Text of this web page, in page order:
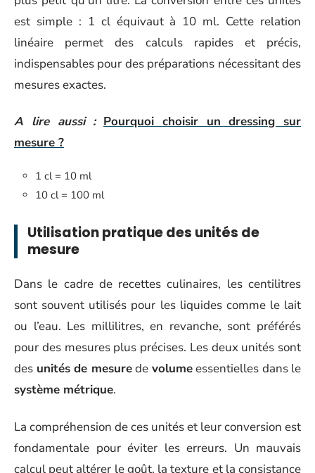
est simple : 1 cl équivaut à 10 ml. Cette relation
linéaire permet des calculs rapides et précis,
indispensables pour des préparations nécessitant des
mesures exactes.
A lire aussi : Pourquoi choisir un dressing sur
mesure ?
1 cl = 10 ml
10 cl = 100 ml
Utilisation pratique des unités de
mesure
Dans le cadre de recettes culinaires, les centilitres
sont souvent utilisés pour les liquides comme le lait
ou l’eau. Les millilitres, en revanche, sont préférés
pour des mesures plus précises. Les deux unités sont
des unités de mesurede volumeessentielles dans le
système métrique.
La compréhension de ces unités et leur conversion est
fondamentale pour éviter les erreurs. Un mauvais
calcul peut altérer le goût, la texture et la consistance